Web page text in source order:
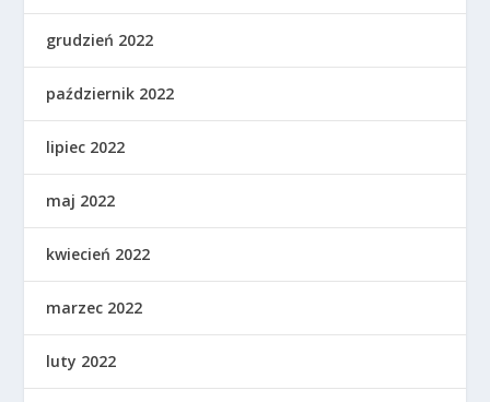
grudzień 2022
październik 2022
lipiec 2022
maj 2022
kwiecień 2022
marzec 2022
luty 2022